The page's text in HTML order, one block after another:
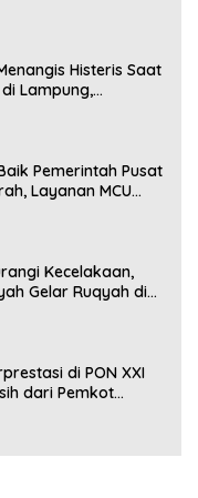
Histeris Saat
Lampung,
Pemerintah Pusat
Layanan MCU
Kecelakaan,
Gelar Ruqyah di
di PON XXI
dari Pemkot